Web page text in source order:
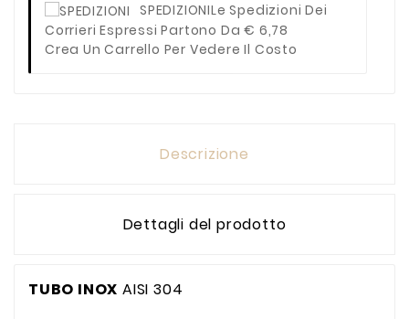
SPEDIZIONILe Spedizioni Dei
Corrieri Espressi Partono Da € 6,78
Crea Un Carrello Per Vedere Il Costo
Descrizione
Dettagli del prodotto
TUBO INOX AISI 304